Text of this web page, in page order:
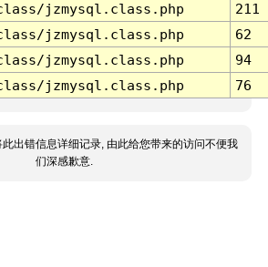
jzmysql.class.php
211
jzmysql.class.php
62
jzmysql.class.php
94
jzmysql.class.php 76
此出错信息详细记录, 由此给您带来的访问不便我
们深感歉意.